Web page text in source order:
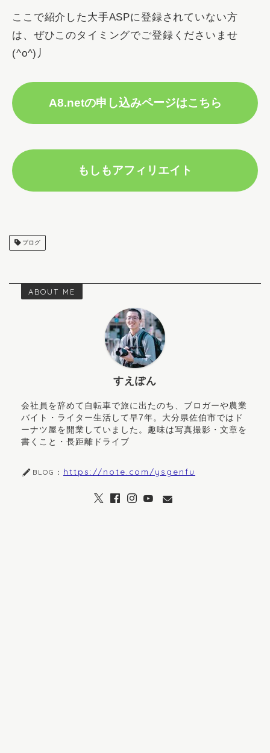
ここで紹介した大手ASPに登録されていない方
は、ぜひこのタイミングでご登録くださいませ
(^o^)丿
A8.netの申し込みページはこちら
もしもアフィリエイト
ブログ
ABOUT ME
すえぽん
会社員を辞めて自転車で旅に出たのち、ブロガーや農業
バイト・ライター生活して早7年。大分県佐伯市ではド
ーナツ屋を開業していました。趣味は写真撮影・文章を
書くこと・長距離ドライブ
BLOG： https://note.com/ysgenfu